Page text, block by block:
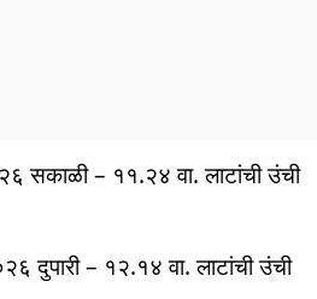
सकाळी – ११.२४ वा. लाटांची उंची
दुपारी – १२.१४ वा. लाटांची उंची